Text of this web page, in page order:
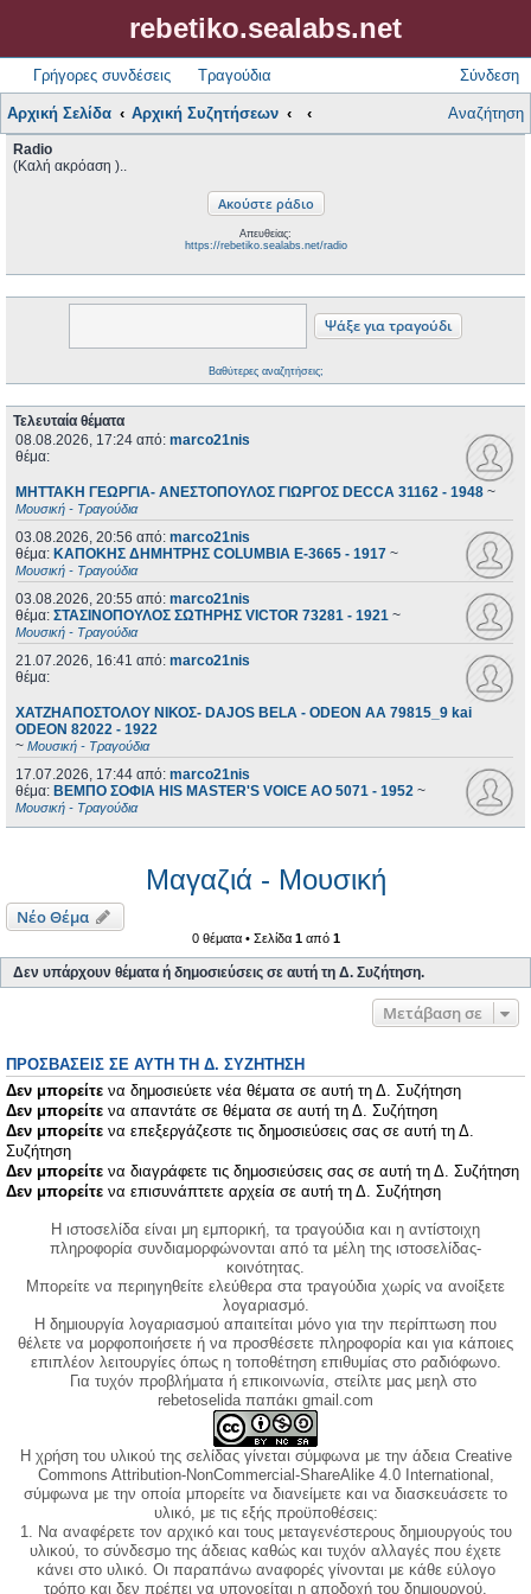
rebetiko.sealabs.net
Γρήγορες συνδέσεις Τραγούδια Σύνδεση
Αρχική Σελίδα Αρχική Συζητήσεων Αναζήτηση
Radio
(Καλή ακρόαση )..
Απευθείας:
https://rebetiko.sealabs.net/radio
Βαθύτερες αναζητήσεις;
Τελευταία θέματα
08.08.2026, 17:24 από: marco21nis
θέμα:
ΜΗΤΤΑΚΗ ΓΕΩΡΓΙΑ- ΑΝΕΣΤΟΠΟΥΛΟΣ ΓΙΩΡΓΟΣ DECCA 31162 - 1948 ~
Μουσική - Τραγούδια
03.08.2026, 20:56 από: marco21nis
θέμα: ΚΑΠΟΚΗΣ ΔΗΜΗΤΡΗΣ COLUMBIA E-3665 - 1917 ~
Μουσική - Τραγούδια
03.08.2026, 20:55 από: marco21nis
θέμα: ΣΤΑΣΙΝΟΠΟΥΛΟΣ ΣΩΤΗΡΗΣ VICTOR 73281 - 1921 ~
Μουσική - Τραγούδια
21.07.2026, 16:41 από: marco21nis
θέμα:
ΧΑΤΖΗΑΠΟΣΤΟΛΟΥ ΝΙΚΟΣ- DAJOS BELA - ODEON AA 79815_9 kai
ODEON 82022 - 1922
~ Μουσική - Τραγούδια
17.07.2026, 17:44 από: marco21nis
θέμα: ΒΕΜΠΟ ΣΟΦΙΑ HIS MASTER'S VOICE AO 5071 - 1952 ~
Μουσική - Τραγούδια
Μαγαζιά - Μουσική
Νέο Θέμα
0 θέματα • Σελίδα 1από 1
Δεν υπάρχουν θέματα ή δημοσιεύσεις σε αυτή τη Δ. Συζήτηση.
Μετάβαση σε
ΠΡΟΣΒΆΣΕΙΣ ΣΕ ΑΥΤΉ ΤΗ Δ. ΣΥΖΉΤΗΣΗ
Δεν μπορείτε να δημοσιεύετε νέα θέματα σε αυτή τη Δ. Συζήτηση
Δεν μπορείτε να απαντάτε σε θέματα σε αυτή τη Δ. Συζήτηση
Δεν μπορείτε να επεξεργάζεστε τις δημοσιεύσεις σας σε αυτή τη Δ.
Συζήτηση
Δεν μπορείτε να διαγράφετε τις δημοσιεύσεις σας σε αυτή τη Δ. Συζήτηση
Δεν μπορείτε να επισυνάπτετε αρχεία σε αυτή τη Δ. Συζήτηση
Η ιστοσελίδα είναι μη εμπορική, τα τραγούδια και η αντίστοιχη
πληροφορία συνδιαμορφώνονται από τα μέλη της ιστοσελίδας-
κοινότητας.
Μπορείτε να περιηγηθείτε ελεύθερα στα τραγούδια χωρίς να ανοίξετε
λογαριασμό.
Η δημιουργία λογαριασμού απαιτείται μόνο για την περίπτωση που
θέλετε να μορφοποιήσετε ή να προσθέσετε πληροφορία και για κάποιες
επιπλέον λειτουργίες όπως η τοποθέτηση επιθυμίας στο ραδιόφωνο.
Για τυχόν προβλήματα ή επικοινωνία, στείλτε μας μεηλ στο
rebetoselida παπάκι gmail.com
Η χρήση του υλικού της σελίδας γίνεται σύμφωνα με την άδεια Creative
Commons Attribution-NonCommercial-ShareAlike 4.0 International,
σύμφωνα με την οποία μπορείτε να διανείμετε και να διασκευάσετε το
υλικό, με τις εξής προϋποθέσεις:
1. Να αναφέρετε τον αρχικό και τους μεταγενέστερους δημιουργούς του
υλικού, το σύνδεσμο της άδειας καθώς και τυχόν αλλαγές που έχετε
κάνει στο υλικό. Οι παραπάνω αναφορές γίνονται με κάθε εύλογο
τρόπο και δεν πρέπει να υπονοείται η αποδοχή του δημιουργού.